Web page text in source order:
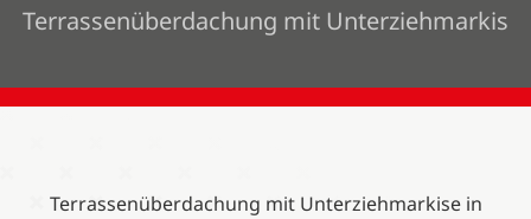
Terrassenüberdachung mit Unterziehmarkis
Terrassenüberdachung mit Unterziehmarkise in